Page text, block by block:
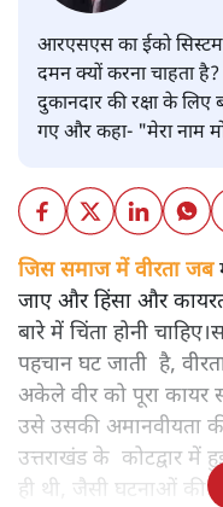
आरएसएस का ईको
दमन क्यों करना चाहता
दुकानदार की रक्षा के
गए और कहा- "मेरा नाम
जिस समाज में वीरता जब
जाए और हिंसा और
बारे में चिंता होनी
पहचान घट जाती है,
अकेले वीर को पूरा कायर
उसे उसकी अमानवीयता
उत्तराखंड के कोटद्वार में
ही थी, जैसी घटनाओं की